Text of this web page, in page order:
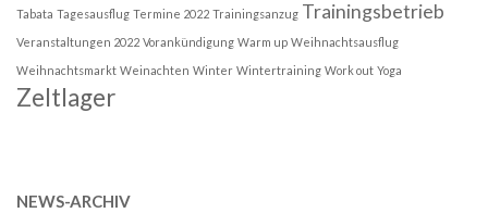
Tabata Tagesausflug Termine 2022 Trainingsanzug Trainingsbetrieb
Veranstaltungen 2022 Vorankündigung Warm up Weihnachtsausflug
Weihnachtsmarkt Weinachten Winter Wintertraining Work out Yoga
Zeltlager
NEWS-ARCHIV